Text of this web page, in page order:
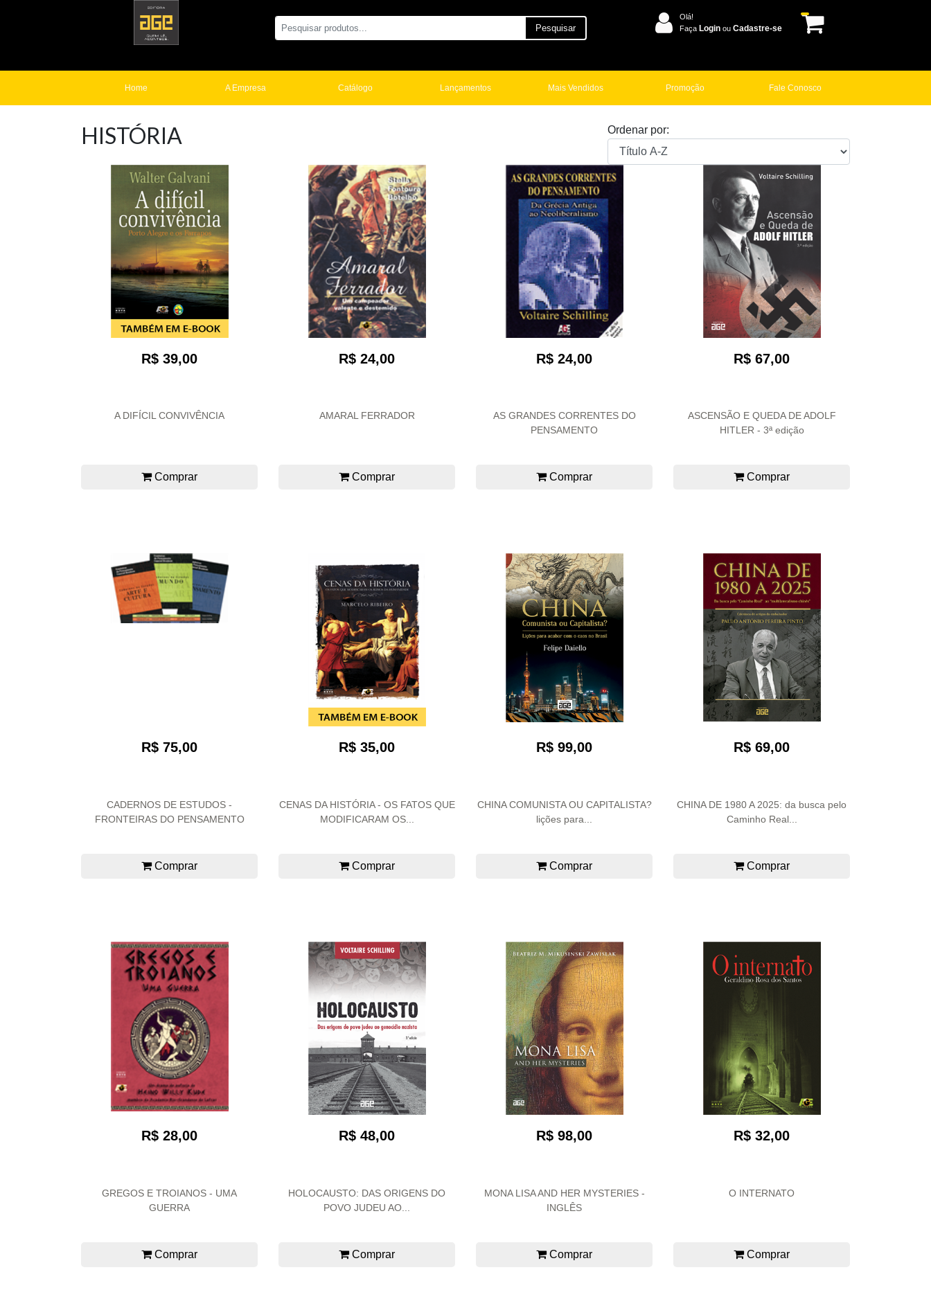
Pesquisar
Olá!
Faça Login ou Cadastre-se
Home A Empresa Catálogo Lançamentos Mais Vendidos Promoção Fale Conosco
HISTÓRIA Ordenar por:
R$ 39,00
A DIFÍCIL CONVIVÊNCIA
Comprar
R$ 24,00
AMARAL FERRADOR
Comprar
R$ 24,00
AS GRANDES CORRENTES DO
PENSAMENTO
Comprar
R$ 67,00
ASCENSÃO E QUEDA DE ADOLF
HITLER - 3ª edição
Comprar
R$ 75,00
CADERNOS DE ESTUDOS -
FRONTEIRAS DO PENSAMENTO
Comprar
R$ 35,00
CENAS DA HISTÓRIA - OS FATOS QUE
MODIFICARAM OS...
Comprar
R$ 99,00
CHINA COMUNISTA OU CAPITALISTA?
lições para...
Comprar
R$ 69,00
CHINA DE 1980 A 2025: da busca pelo
Caminho Real...
Comprar
R$ 28,00
GREGOS E TROIANOS - UMA
GUERRA
Comprar
R$ 48,00
HOLOCAUSTO: DAS ORIGENS DO
POVO JUDEU AO...
Comprar
R$ 98,00
MONA LISA AND HER MYSTERIES -
INGLÊS
Comprar
R$ 32,00
O INTERNATO
Comprar